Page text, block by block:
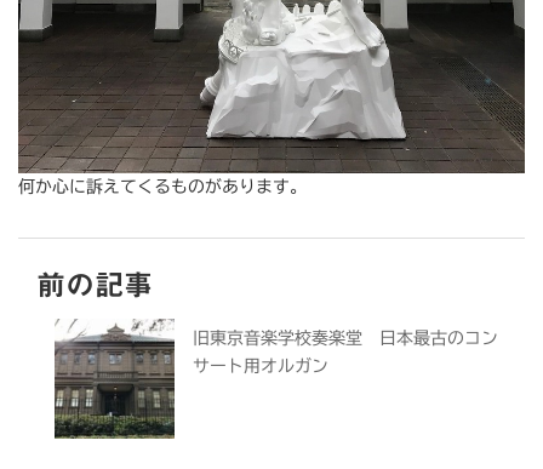
何か心に訴えてくるものがあります。
前の記事
旧東京音楽学校奏楽堂 日本最古のコン
サート用オルガン